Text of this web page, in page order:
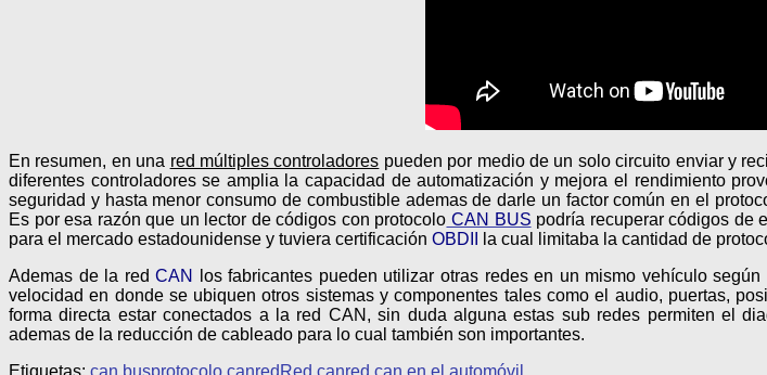
En resumen, en una red múltiples controladores pueden por medio de un solo circuito enviar y
diferentes controladores se amplia la capacidad de automatización y mejora el rendimiento
seguridad y hasta menor consumo de combustible ademas de darle un factor común en el
Es por esa razón que un lector de códigos con protocolo CAN BUS podría recuperar códigos de
para el mercado estadounidense y tuviera certificación OBDII
la cual limitaba la cantidad de
Ademas de la redCAN
los fabricantes pueden utilizar otras redes en un mismo vehículo
velocidad en donde se ubiquen otros sistemas y componentes tales como el audio, puertas,
forma directa estar conectados a la red CAN, sin duda alguna estas sub redes permiten el
ademas de la reducción de cableado para lo cual también son importantes.